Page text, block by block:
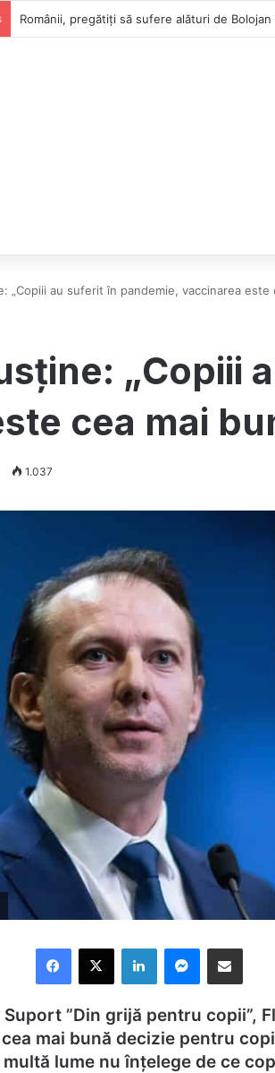
Cioloș revine în prim-plan: numit consilier
„Copiii au suferit în pandemie, vaccinarea este
„Copiii
cea mai
1.037
Facebook
X LinkedInMessenger
Distribuie prin mail
”Din grijă pentru copii”,
mai bună decizie pentru
lume nu înțelege de ce